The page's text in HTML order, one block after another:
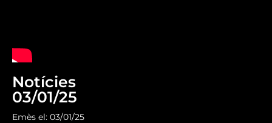
Notícies
03/01/25
Emès el: 03/01/25